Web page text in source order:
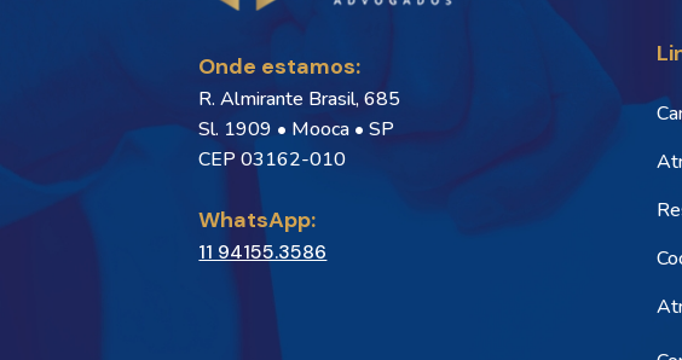
Onde estamos:
R. Almirante Brasil, 685
Sl. 1909 • Mooca • SP
CEP 03162-010
WhatsApp:
11 94155.3586